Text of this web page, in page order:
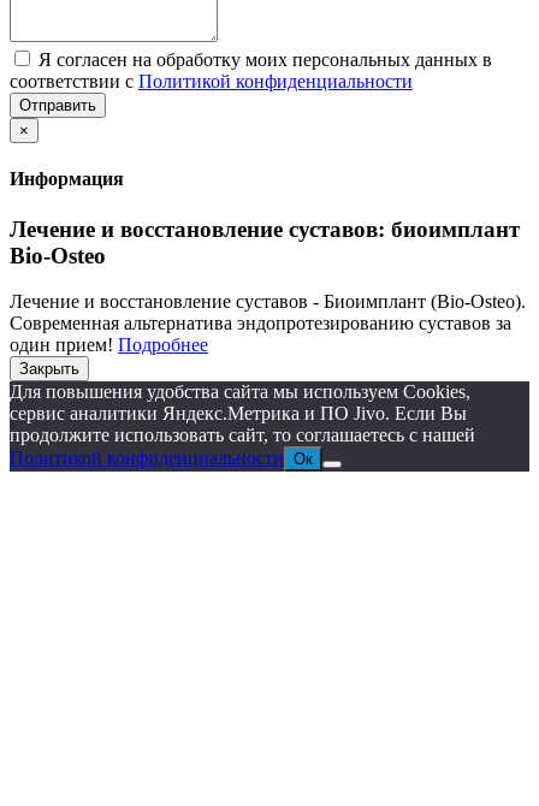
Я согласен на обработку моих персональных данных в
соответствии с Политикой конфиденциальности
Отправить
×
Информация
Лечение и восстановление суставов: биоимплант
Bio-Osteo
Лечение и восстановление суставов - Биоимплант (Bio-Osteo).
Современная альтернатива эндопротезированию суставов за
один прием! Подробнее
Закрыть
Для повышения удобства сайта мы используем Cookies,
сервис аналитики Яндекс.Метрика и ПО Jivo. Если Вы
продолжите использовать сайт, то соглашаетесь с нашей
Политикой конфиденциальности Ок